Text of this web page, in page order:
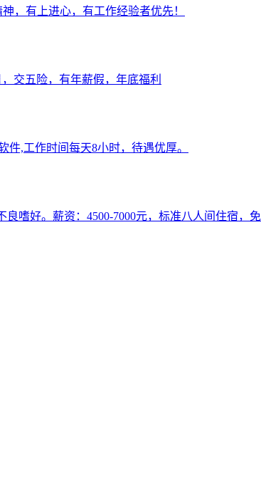
，有上进心，有工作经验者优先！
交五险，有年薪假，年底福利
,工作时间每天8小时，待遇优厚。
嗜好。薪资：4500-7000元，标准八人间住宿